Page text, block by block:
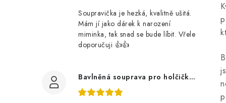
Soupravička je hezká, kvalitně ušitá.
Mám jí jako dárek k narození
miminka, tak snad se bude líbit. Vřele
doporučuji 👍👍
Bavlněná souprava pro holčičku, tmavé květy